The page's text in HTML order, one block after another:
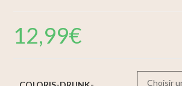
12,99€